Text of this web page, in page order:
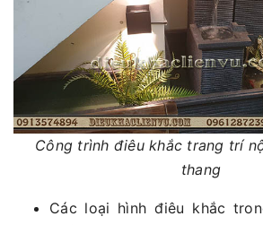
Công trình điêu khắc trang trí
thang
Các loại hình điêu khắc